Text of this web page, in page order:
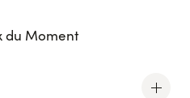
du Moment